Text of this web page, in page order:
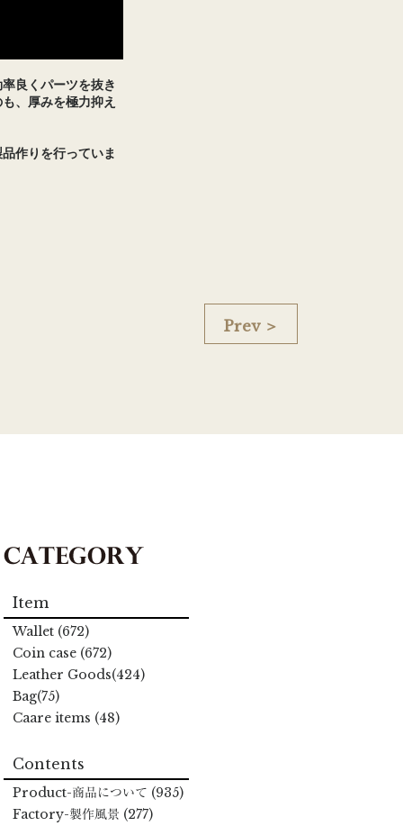
良くパーツを抜き
、厚みを極力抑え
作りを行っていま
Prev ＞
Item
Wallet (672)
Coin case (672)
Leather Goods(424)
Bag(75)
Caare items (48)
Contents
Product-商品について (935)
Factory-製作風景 (277)